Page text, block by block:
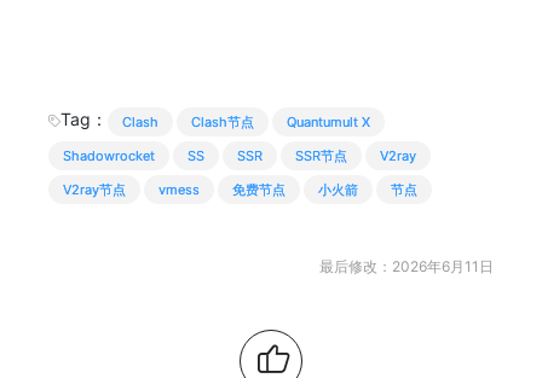
Tag： Clash Clash节点
Quantumult X
Shadowrocket
SS SSR SSR节点
V2ray
V2ray节点
vmess 免费节点 小火箭 节点
最后修改：2026年6月11日